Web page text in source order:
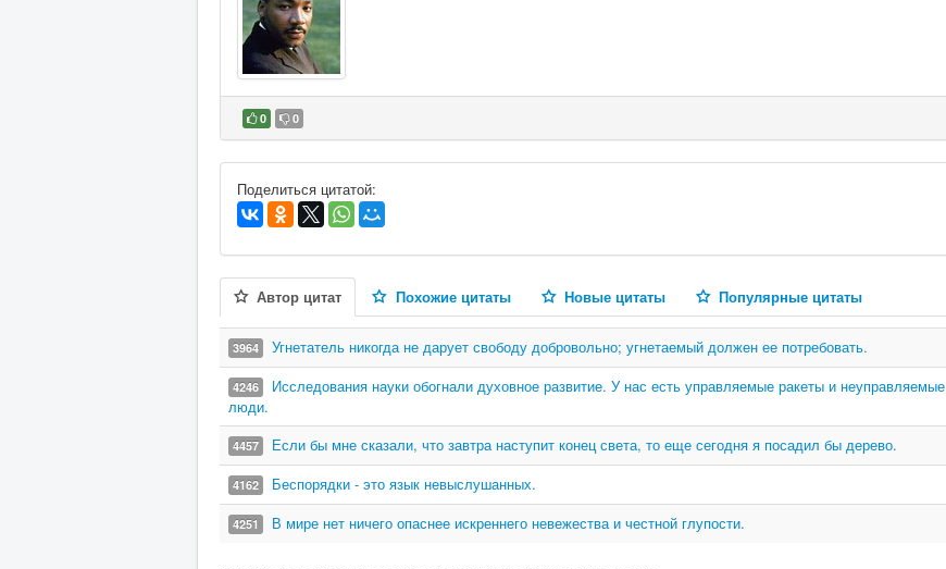
0 0
В избранное
Поделиться цитатой:
Автор цитат Похожие цитаты Новые цитаты Популярные цитаты
3964 Угнетатель никогда не дарует свободу добровольно; угнетаемый должен ее потребовать.
4246
Исследования науки обогнали духовное развитие. У нас есть управляемые ракеты и неуправляемые
люди.
4457 Если бы мне сказали, что завтра наступит конец света, то еще сегодня я посадил бы дерево.
4162 Беспорядки - это язык невыслушанных.
4251 В мире нет ничего опаснее искреннего невежества и честной глупости.